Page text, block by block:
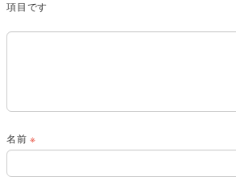
項目です
名前※